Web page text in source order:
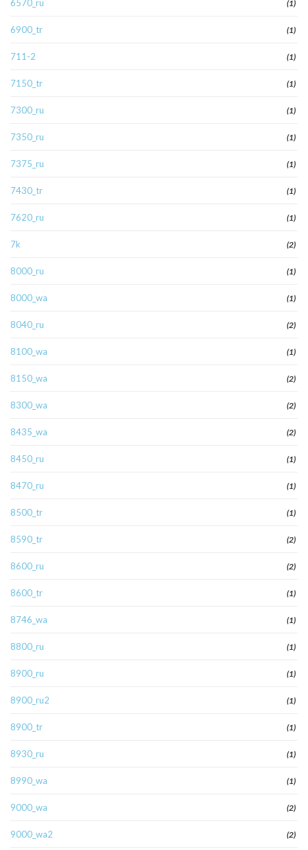
6570_ru (1)
6900_tr (1)
711-2 (1)
7150_tr (1)
7300_ru (1)
7350_ru (1)
7375_ru (1)
7430_tr (1)
7620_ru (1)
7k (2)
8000_ru (1)
8000_wa (1)
8040_ru (2)
8100_wa (1)
8150_wa (2)
8300_wa (2)
8435_wa (2)
8450_ru (1)
8470_ru (1)
8500_tr (1)
8590_tr (2)
8600_ru (2)
8600_tr (1)
8746_wa (1)
8800_ru (1)
8900_ru (1)
8900_ru2 (1)
8900_tr (1)
8930_ru (1)
8990_wa (1)
9000_wa (2)
9000_wa2 (2)